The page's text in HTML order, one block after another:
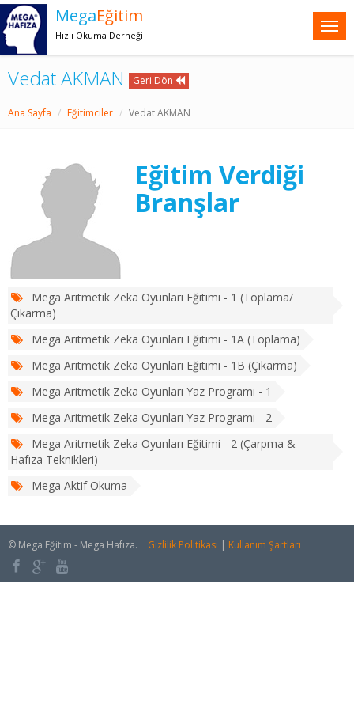
MegaEğitim
Hızlı Okuma Derneği
Vedat AKMAN Geri Dön
Ana Sayfa Eğitimciler Vedat AKMAN
Eğitim Verdiği
Branşlar
Mega Aritmetik Zeka Oyunları Eğitimi - 1 (Toplama/
Çıkarma)
Mega Aritmetik Zeka Oyunları Eğitimi - 1A (Toplama)
Mega Aritmetik Zeka Oyunları Eğitimi - 1B (Çıkarma)
Mega Aritmetik Zeka Oyunları Yaz Programı - 1
Mega Aritmetik Zeka Oyunları Yaz Programı - 2
Mega Aritmetik Zeka Oyunları Eğitimi - 2 (Çarpma &
Hafıza Teknikleri)
Mega Aktif Okuma
© Mega Eğitim - Mega Hafıza. Gizlilik Politikası | Kullanım Şartları